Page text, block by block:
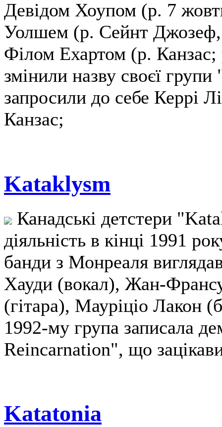
Девідом Хоупом (р. 7
Уолшем (р. Сейнт
Філом Ехартом (р. Канзас;
змінили назву своєї
запросили до себе Керрі
Канзас;
Kataklysm
Канадські детстери
діяльність в кінці 1991
банди з Монреаля
Хауди (вокал), Жан-
(гітара), Мауріціо Лакон
1992-му група записала
Reincarnation", що
Katatonia